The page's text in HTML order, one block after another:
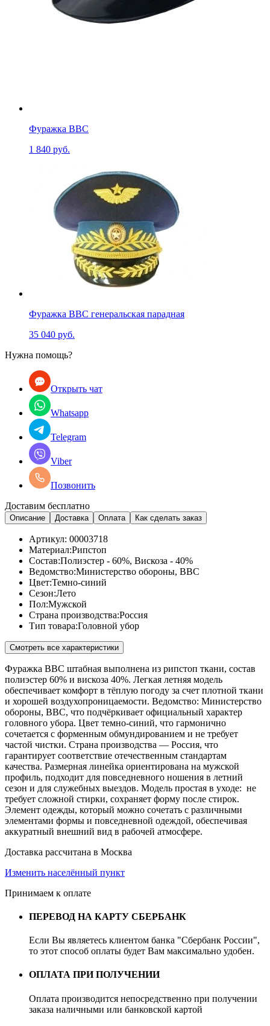
Фуражка ВВС
1 840 руб.
Фуражка ВВС генеральская парадная
35 040 руб.
Нужна помощь?
Открыть чат
Whatsapp
Telegram
Viber
Позвонить
Доставим бесплатно
Описание Доставка Оплата Как сделать заказ
Артикул: 00003718
Материал:Рипстоп
Состав:Полиэстер - 60%, Вискоза - 40%
Ведомство:Министерство обороны, ВВС
Цвет:Темно-синий
Сезон:Лето
Пол:Мужской
Страна производства:Россия
Тип товара:Головной убор
Смотреть все характеристики
Фуражка ВВС штабная выполнена из рипстоп ткани, состав
полиэстер 60% и вискоза 40%. Легкая летняя модель
обеспечивает комфорт в тёплую погоду за счет плотной ткани
и хорошей воздухопроницаемости. Ведомство: Министерство
обороны, ВВС, что подчёркивает официальный характер
головного убора. Цвет темно-синий, что гармонично
сочетается с форменным обмундированием и не требует
частой чистки. Страна производства — Россия, что
гарантирует соответствие отечественным стандартам
качества. Размерная линейка ориентирована на мужской
профиль, подходит для повседневного ношения в летний
сезон и для служебных выездов. Модель простая в уходе: не
требует сложной стирки, сохраняет форму после стирок.
Элемент одежды, который можно сочетать с различными
элементами формы и повседневной одеждой, обеспечивая
аккуратный внешний вид в рабочей атмосфере.
Доставка рассчитана в Москва
Изменить населённый пункт
Принимаем к оплате
ПЕРЕВОД НА КАРТУ СБЕРБАНК
Если Вы являетесь клиентом банка "Сбербанк России",
то этот способ оплаты будет Вам максимально удобен.
ОПЛАТА ПРИ ПОЛУЧЕНИИ
Оплата производится непосредственно при получении
заказа наличными или банковской картой